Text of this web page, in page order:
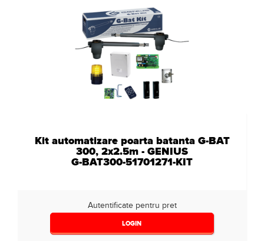
Kit automatizare poarta batanta G-BAT
300, 2x2.5m - GENIUS
G-BAT300-51701271-KIT
Autentificate pentru pret
LOGIN